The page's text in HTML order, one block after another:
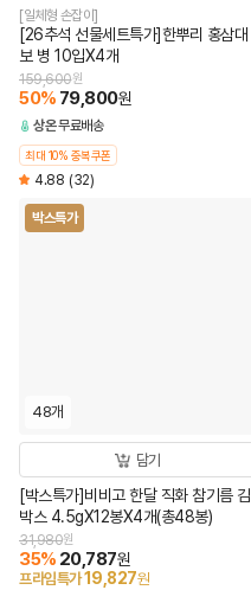
[일체형 손잡이]
[26추석 선물세트특가]한뿌리 홍삼대
보 병 10입X4개
159,600원
50% 79,800원
상온무료배송
최대 10% 중복쿠폰
4.88 (32)
박스특가
48개
담기
[박스특가]비비고 한달 직화 참기름 김
박스 4.5gX12봉X4개(총48봉)
31,980원
35% 20,787원
프라임특가19,827원